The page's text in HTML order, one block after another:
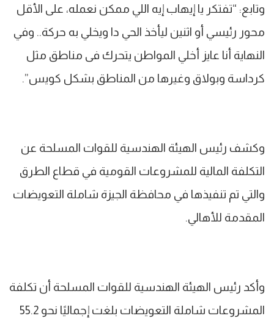
وتابع: “تفتكر يا إيهاب إيه اللي ممكن نعمله، على الأقل
محور رئيسي أو اثنين ليأخذ الحي دا ويخلي به حركة.. وفي
النهاية أنا عايز أخلي المواطن يتحرك فى مناطق مثل
كرداسة وبولاق وغيرها من المناطق بشكل كويس”.
وكشف رئيس الهيئة الهندسية للقوات المسلحة عن
التكلفة المالية للمشروعات القومية في قطاع الطرق
والتي تم تنفيذها في محافظة الجيزة شاملة التعويضات
المقدمة للأهالي.
وأكد رئيس الهيئة الهندسية للقوات المسلحة أن تكلفة
المشروعات شاملة التعويضات بلغت إجماليًا نحو 55.2